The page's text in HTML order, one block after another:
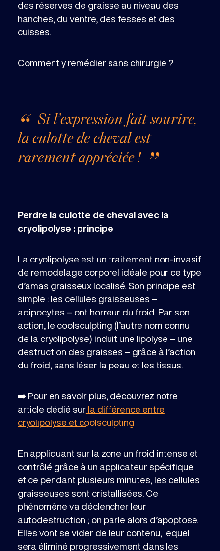
des réserves de graisse au niveau des
hanches, du ventre, des fesses et des
cuisses.
Comment y remédier sans chirurgie ?
Si l’expression fait sourire,
la culotte de cheval est
rarement appréciée !
Perdre la culotte de cheval avec la
cryolipolyse : principe
La cryolipolyse est un traitement non-invasif
de remodelage corporel idéale pour ce type
d’amas graisseux localisé. Son principe est
simple : les cellules graisseuses –
adipocytes – ont horreur du froid. Par son
action, le coolsculpting (l’autre nom connu
de la cryolipolyse) induit une lipolyse – une
destruction des graisses – grâce à l’action
du froid, sans léser la peau et les tissus.
➡️ Pour en savoir plus, découvrez notre
article dédié surla différence entre
cryolipolyse et coolsculpting
En appliquant sur la zone un froid intense et
contrôlé grâce à un applicateur spécifique
et ce pendant plusieurs minutes, les cellules
graisseuses sont cristallisées. Ce
phénomène va déclencher leur
autodestruction ; on parle alors d’apoptose.
Elles vont se vider de leur contenu, lequel
sera éliminé progressivement dans les